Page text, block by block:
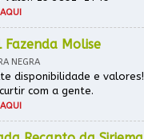
Fazenda Molise
NEGRA
disponibilidade e valores!
com a gente.